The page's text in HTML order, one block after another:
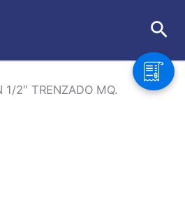
1/2″ TRENZADO MQ.